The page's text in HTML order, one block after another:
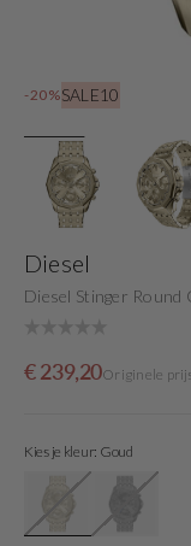
-20%SALE10
Diesel
Diesel Stinger
Sale
€ 239,20
OrigineleOriginele
Kies je kleur: Goud